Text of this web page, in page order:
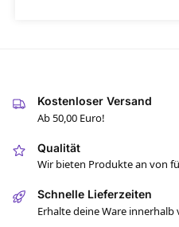
Kostenloser Versand
Ab 50,00 Euro!
Qualität
Wir bieten Produkte an von
Schnelle Lieferzeiten
Erhalte deine Ware innerhalb